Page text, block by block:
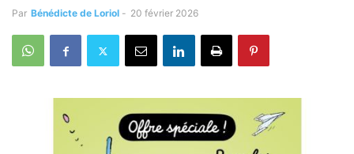
Par Bénédicte de Loriol - 20 février 2026